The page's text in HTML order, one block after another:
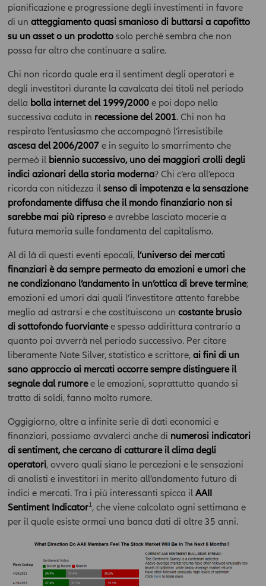
pianificazione e progressione degli investimenti in favore
di un atteggiamento quasi smanioso di buttarsi a capofitto
su un asset o un prodottosolo perché sembra che non
possa far altro che continuare a salire.
Chi non ricorda quale era il sentiment degli operatori e
degli investitori durante la cavalcata dei titoli nel periodo
della bolla internet del 1999/2000e poi dopo nella
successiva caduta in recessione del 2001. Chi non ha
respirato l’entusiasmo che accompagnò l’irresistibile
ascesa del 2006/2007e in seguito lo smarrimento che
permeò il biennio successivo, uno dei maggiori crolli degli
indici azionari della storia moderna? Chi c’era all’epoca
ricorda con nitidezza il senso di impotenza e la sensazione
profondamente diffusa che il mondo finanziario non si
sarebbe mai più ripresoe avrebbe lasciato macerie a
futura memoria sulle fondamenta del capitalismo.
Al di là di questi eventi epocali, l’universo dei mercati
finanziari è da sempre permeato da emozioni e umori che
ne condizionano l’andamento in un’ottica di breve termine;
emozioni ed umori dai quali l’investitore attento farebbe
meglio ad astrarsi e che costituiscono un costante brusio
di sottofondo fuorviantee spesso addirittura contrario a
quanto poi avverrà nel periodo successivo. Per citare
liberamente Nate Silver, statistico e scrittore, ai fini di un
sano approccio ai mercati occorre sempre distinguere il
segnale dal rumoree le emozioni, soprattutto quando si
tratta di soldi, fanno molto rumore.
Oggigiorno, oltre a infinite serie di dati economici e
finanziari, possiamo avvalerci anche di numerosi indicatori
di sentiment, che cercano di catturare il clima degli
operatori, ovvero quali siano le percezioni e le sensazioni
di analisti e investitori in merito all’andamento futuro di
indici e mercati. Tra i più interessanti spicca il AAII
Sentiment Indicator1, che viene calcolato ogni settimana e
per il quale esiste ormai una banca dati di oltre 35 anni.